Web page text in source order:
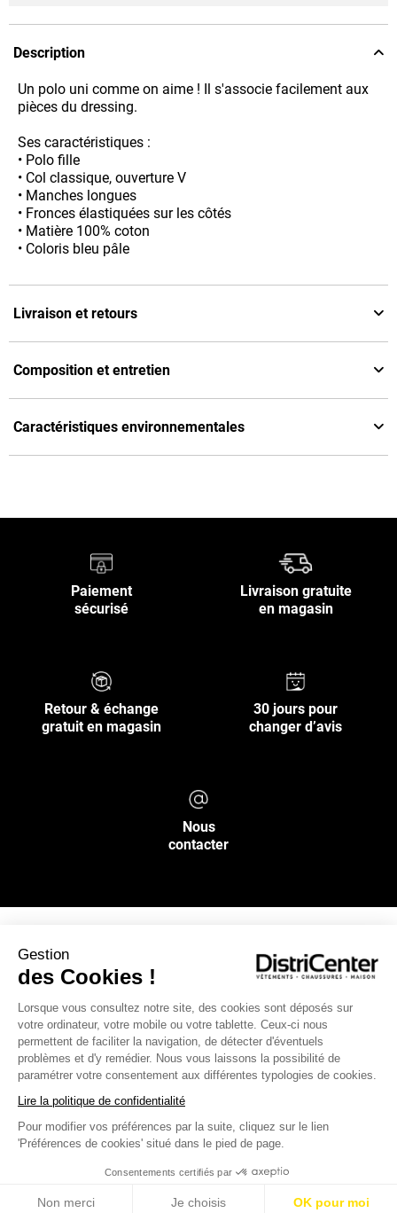
Gestion
des Cookies !
Lorsque vous consultez notre site, des cookies sont déposés sur
votre ordinateur, votre mobile ou votre tablette. Ceux-ci nous
permettent de faciliter la navigation, de détecter d'éventuels
problèmes et d'y remédier. Nous vous laissons la possibilité de
paramétrer votre consentement aux différentes typologies de cookies.
Lire la politique de confidentialité
Pour modifier vos préférences par la suite, cliquez sur le lien
'Préférences de cookies' situé dans le pied de page.
Consentements certifiés par
Non merci Je choisis OK pour moi
Description
Un polo uni comme on aime ! Il s'associe facilement aux
pièces du dressing.
Ses caractéristiques :
• Polo fille
• Col classique, ouverture V
• Manches longues
• Fronces élastiquées sur les côtés
• Matière 100% coton
• Coloris bleu pâle
Livraison et retours
Composition et entretien
Caractéristiques environnementales
Paiement
sécurisé
Livraison gratuite
en magasin
Retour & échange
gratuit en magasin
30 jours pour
changer d’avis
Nous
contacter
INFOS PRATIQUES
L’ENSEIGNE DISTRICENTER